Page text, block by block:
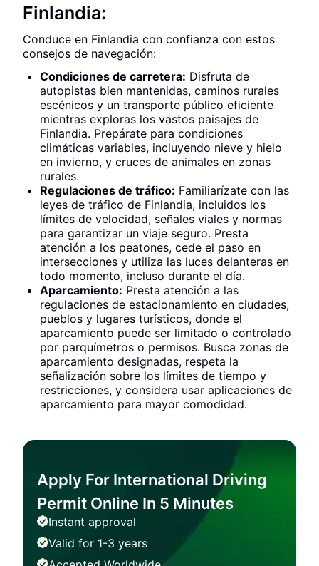
Finlandia:
Conduce en Finlandia con confianza con estos
consejos de navegación:
Condiciones de carretera: Disfruta de
autopistas bien mantenidas, caminos rurales
escénicos y un transporte público eficiente
mientras exploras los vastos paisajes de
Finlandia. Prepárate para condiciones
climáticas variables, incluyendo nieve y hielo
en invierno, y cruces de animales en zonas
rurales.
Regulaciones de tráfico: Familiarízate con las
leyes de tráfico de Finlandia, incluidos los
límites de velocidad, señales viales y normas
para garantizar un viaje seguro. Presta
atención a los peatones, cede el paso en
intersecciones y utiliza las luces delanteras en
todo momento, incluso durante el día.
Aparcamiento: Presta atención a las
regulaciones de estacionamiento en ciudades,
pueblos y lugares turísticos, donde el
aparcamiento puede ser limitado o controlado
por parquímetros o permisos. Busca zonas de
aparcamiento designadas, respeta la
señalización sobre los límites de tiempo y
restricciones, y considera usar aplicaciones de
aparcamiento para mayor comodidad.
Apply For International Driving
Permit Online In 5 Minutes
Instant approval
Valid for 1-3 years